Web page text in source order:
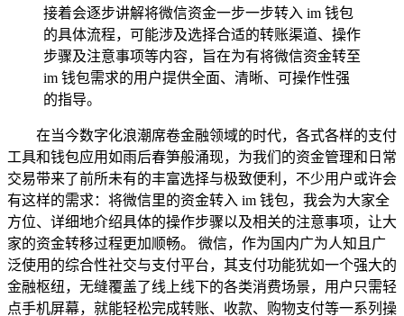
接着会逐步讲解将微信资金一步一步转入 im 钱包
的具体流程，可能涉及选择合适的转账渠道、操作
步骤及注意事项等内容，旨在为有将微信资金转至
im 钱包需求的用户提供全面、清晰、可操作性强
的指导。
在当今数字化浪潮席卷金融领域的时代，各式各样的支付
工具和钱包应用如雨后春笋般涌现，为我们的资金管理和日常
交易带来了前所未有的丰富选择与极致便利，不少用户或许会
有这样的需求：将微信里的资金转入 im 钱包，我会为大家全
方位、详细地介绍具体的操作步骤以及相关的注意事项，让大
家的资金转移过程更加顺畅。 微信，作为国内广为人知且广
泛使用的综合性社交与支付平台，其支付功能犹如一个强大的
金融枢纽，无缝覆盖了线上线下的各类消费场景，用户只需轻
点手机屏幕，就能轻松完成转账、收款、购物支付等一系列操